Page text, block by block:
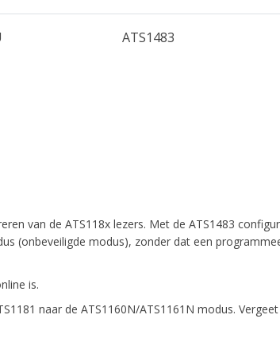
ATS1483
van de ATS118x lezers. Met de ATS1483
(onbeveiligde modus), zonder dat een
is.
naar de ATS1160N/ATS1161N modus.